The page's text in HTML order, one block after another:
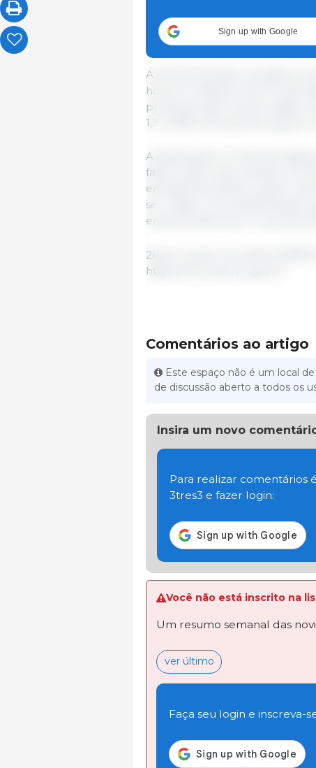
parceiras, que farão a
frigoríficos, estimulando a
A área terá ainda uma fábrica
hora em trabalho de 16 horas
produção agrícola da região,
1,3 milhão de sacas de soja por
A destinação correta dos
fazem parte da proposta. Os
energia biometano a partir dos
ser usada como biofertilizante,
empreendimento. É uma
26 de outubro de 2022 /
https://www.aen.pr.gov.br
Sign up with Google
Comentários ao artigo
Este espaço não é um local
de discussão aberto a todos os
Insira um novo
Para realizar comentários
3tres3 e fazer login:
Você não está inscrito na
Um resumo semanal das
ver último
Faça seu login e inscreva-